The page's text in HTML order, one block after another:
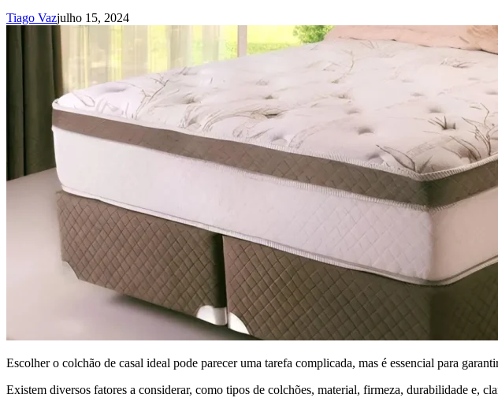
Tiago Vazjulho 15, 2024
Escolher o colchão de casal ideal pode parecer uma tarefa complicada, mas é essencial para
Existem diversos fatores a considerar, como tipos de colchões, material, firmeza, durabilidade e,